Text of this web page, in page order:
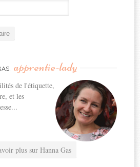
apprentie-lady
de l'étiquette,
et les
plus sur Hanna Gas